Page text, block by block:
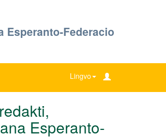
Esperanto-Federacio
Lingvo
Esperanto-